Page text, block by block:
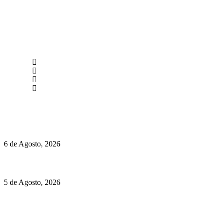
6 de Agosto, 2026
5 de Agosto, 2026